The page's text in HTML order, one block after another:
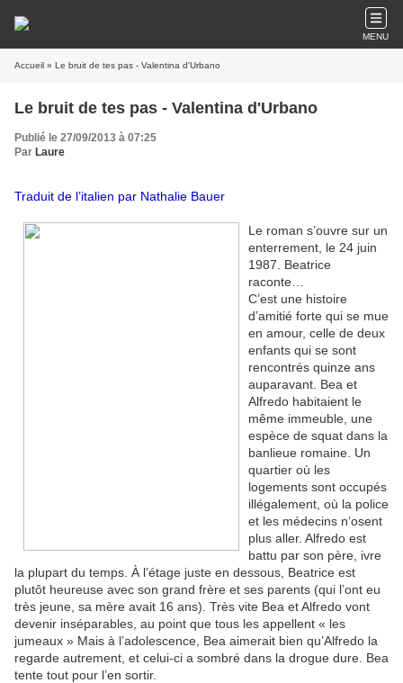
MENU
Accueil » Le bruit de tes pas - Valentina d'Urbano
Le bruit de tes pas - Valentina d'Urbano
Publié le 27/09/2013 à 07:25
Par Laure
Traduit de l’italien par Nathalie Bauer
Le roman s’ouvre sur un
enterrement, le 24 juin
1987. Beatrice
raconte…
C’est une histoire
d’amitié forte qui se mue
en amour, celle de deux
enfants qui se sont
rencontrés quinze ans
auparavant. Bea et
Alfredo habitaient le
même immeuble, une
espèce de squat dans la
banlieue romaine. Un
quartier où les
logements sont occupés
illégalement, où la police
et les médecins n’osent
plus aller. Alfredo est
battu par son père, ivre
la plupart du temps. À l’étage juste en dessous, Beatrice est
plutôt heureuse avec son grand frère et ses parents (qui l’ont eu
très jeune, sa mère avait 16 ans). Très vite Bea et Alfredo vont
devenir inséparables, au point que tous les appellent « les
jumeaux » Mais à l’adolescence, Bea aimerait bien qu’Alfredo la
regarde autrement, et celui-ci a sombré dans la drogue dure. Bea
tente tout pour l’en sortir.